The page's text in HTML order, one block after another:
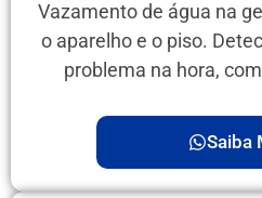
Vazamento de água na
o aparelho e o piso.
problema na hora,
Saiba